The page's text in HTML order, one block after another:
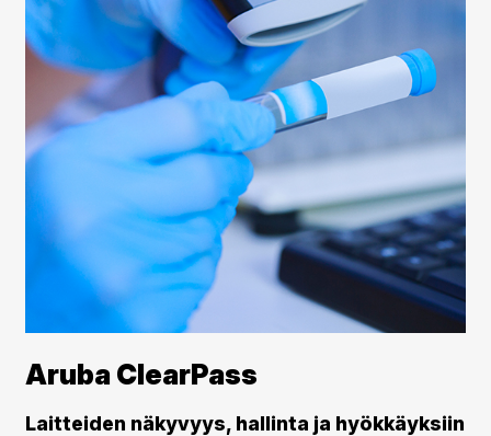
Aruba ClearPass
Laitteiden näkyvyys, hallinta ja hyökkäyksiin